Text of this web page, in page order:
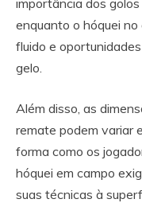
enquanto o hóquei
fluido e
gelo.
Além disso, as
remate podem variar
forma como os
hóquei em campo
suas técnicas à